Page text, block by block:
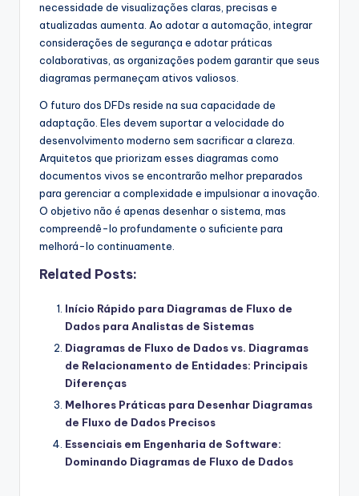
necessidade de visualizações claras, precisas e
atualizadas aumenta. Ao adotar a automação, integrar
considerações de segurança e adotar práticas
colaborativas, as organizações podem garantir que seus
diagramas permaneçam ativos valiosos.
O futuro dos DFDs reside na sua capacidade de
adaptação. Eles devem suportar a velocidade do
desenvolvimento moderno sem sacrificar a clareza.
Arquitetos que priorizam esses diagramas como
documentos vivos se encontrarão melhor preparados
para gerenciar a complexidade e impulsionar a inovação.
O objetivo não é apenas desenhar o sistema, mas
compreendê-lo profundamente o suficiente para
melhorá-lo continuamente.
Related Posts:
Início Rápido para Diagramas de Fluxo de
Dados para Analistas de Sistemas
Diagramas de Fluxo de Dados vs. Diagramas
de Relacionamento de Entidades: Principais
Diferenças
Melhores Práticas para Desenhar Diagramas
de Fluxo de Dados Precisos
Essenciais em Engenharia de Software:
Dominando Diagramas de Fluxo de Dados